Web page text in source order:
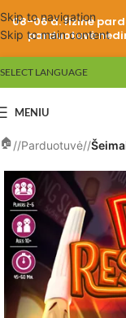
Skip to navigation
Skip to main content
08-06 d. fizinė
parduotuvė
SELECT LANGUAGE
MENIU
/ Parduotuvė/